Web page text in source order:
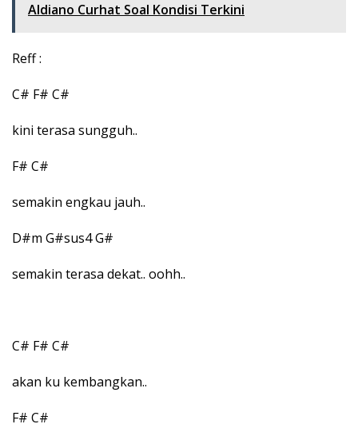
Aldiano Curhat Soal Kondisi Terkini
Reff :
C# F# C#
kini terasa sungguh..
F# C#
semakin engkau jauh..
D#m G#sus4 G#
semakin terasa dekat.. oohh..
C# F# C#
akan ku kembangkan..
F# C#